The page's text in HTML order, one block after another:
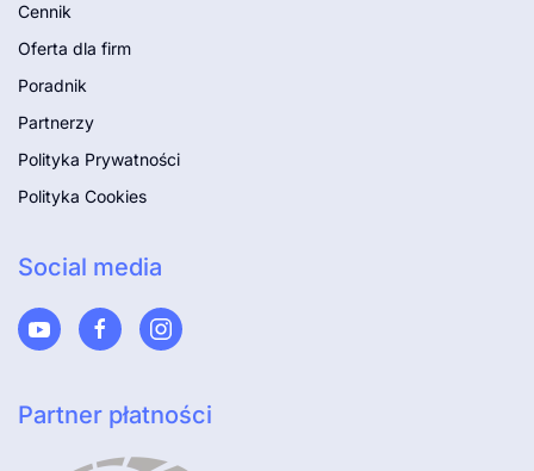
Cennik
Oferta dla firm
Poradnik
Partnerzy
Polityka Prywatności
Polityka Cookies
Social media
Partner płatności